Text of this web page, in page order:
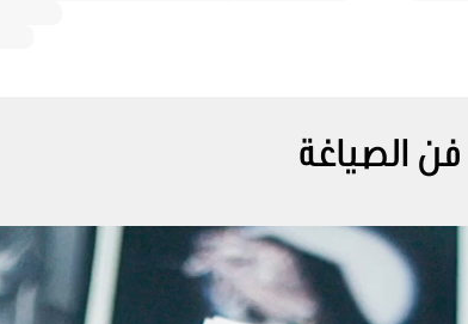
فن الصياغة